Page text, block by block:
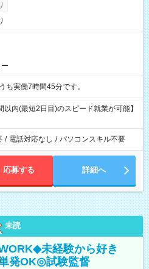
表記のうち実働7時間45分です。
内(最短2日目)のスピード就業が可能】
/ 電話対応なし / パソコンスキル不要
応募する 詳細へ
未読
未経験から好き
発OK◎試験監督